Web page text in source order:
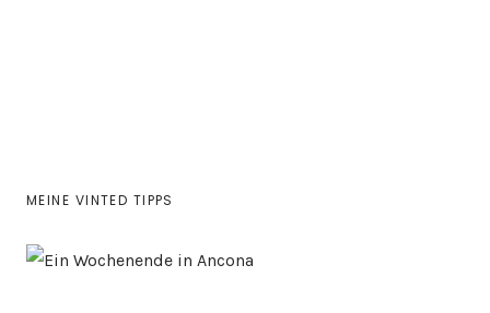
MEINE VINTED TIPPS